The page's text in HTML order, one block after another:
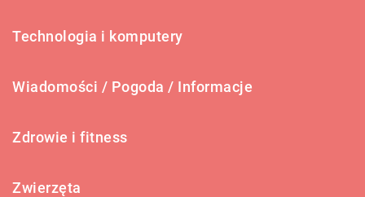
Technologia i komputery
Wiadomości / Pogoda / Informacje
Zdrowie i fitness
Zwierzęta